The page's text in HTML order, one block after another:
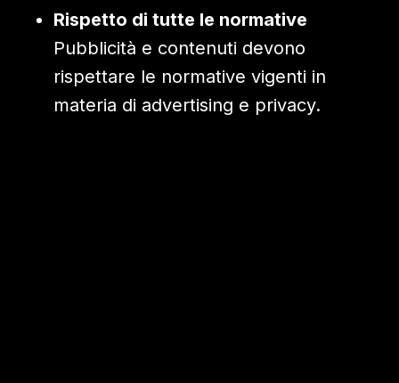
Rispetto di tutte le normative
Pubblicità e contenuti devono
rispettare le normative vigenti in
materia di advertising e privacy.